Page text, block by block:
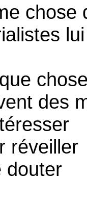
chose
des
réveiller
douter